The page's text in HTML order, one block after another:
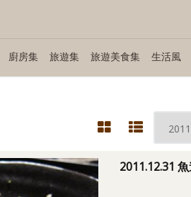
廚房集 旅遊集 旅遊美食集 生活風
2011.12.31